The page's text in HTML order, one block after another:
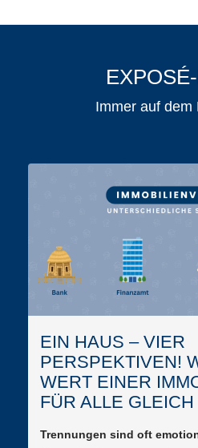
Immer auf dem
EIN HAUS – VIER
PERSPEKTIVEN!
WERT EINER
FÜR ALLE
Trennungen sind oft